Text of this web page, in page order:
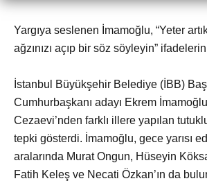
Yargıya seslenen İmamoğlu, “Yeter
ağzınızı açıp bir söz söyleyin”
İstanbul Büyükşehir Belediye (İBB)
Cumhurbaşkanı adayı Ekrem
Cezaevi’nden farklı illere yapılan
tepki gösterdi. İmamoğlu, gece yarısı
aralarında Murat Ongun, Hüseyin
Fatih Keleş ve Necati Özkan’ın da